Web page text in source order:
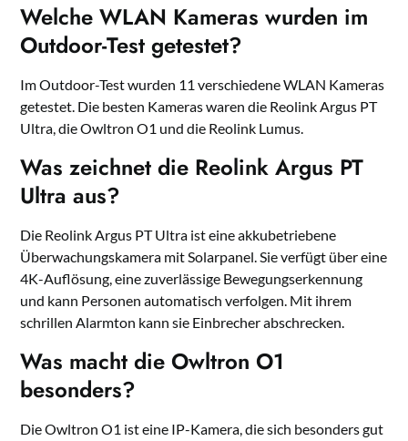
Welche WLAN Kameras wurden im
Outdoor-Test getestet?
Im Outdoor-Test wurden 11 verschiedene WLAN Kameras
getestet. Die besten Kameras waren die Reolink Argus PT
Ultra, die Owltron O1 und die Reolink Lumus.
Was zeichnet die Reolink Argus PT
Ultra aus?
Die Reolink Argus PT Ultra ist eine akkubetriebene
Überwachungskamera mit Solarpanel. Sie verfügt über eine
4K-Auflösung, eine zuverlässige Bewegungserkennung
und kann Personen automatisch verfolgen. Mit ihrem
schrillen Alarmton kann sie Einbrecher abschrecken.
Was macht die Owltron O1
besonders?
Die Owltron O1 ist eine IP-Kamera, die sich besonders gut